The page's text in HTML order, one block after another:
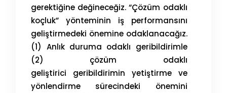
gerektiğine değineceğiz. “Çözüm odaklı
koçluk” yönteminin iş performansını
geliştirmedeki önemine odaklanacağız.
(1) Anlık duruma odaklı geribildirimle
(2) çözüm odaklı
geliştirici geribildirimin yetiştirme ve
yönlendirme sürecindeki önemini